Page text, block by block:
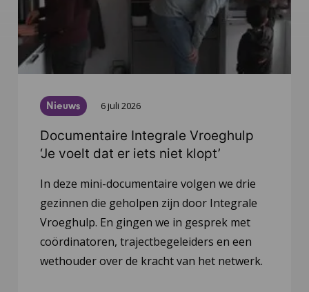
Nieuws 6 juli 2026
Documentaire Integrale Vroeghulp
‘Je voelt dat er iets niet klopt’
In deze mini-documentaire volgen we drie
gezinnen die geholpen zijn door Integrale
Vroeghulp. En gingen we in gesprek met
coördinatoren, trajectbegeleiders en een
wethouder over de kracht van het netwerk.